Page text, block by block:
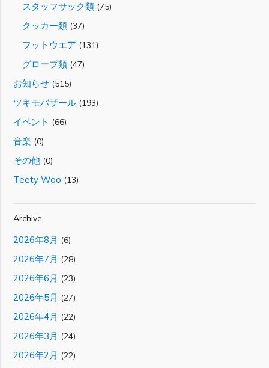
スタッフサック類(75)
クッカー類(37)
フットウエア (131)
グローブ類(47)
お知らせ(515)
ツキモバザール(193)
イベント (66)
音楽 (0)
その他(0)
Teety Woo (13)
Archive
2026年8月 (6)
2026年7月 (28)
2026年6月 (23)
2026年5月 (27)
2026年4月 (22)
2026年3月 (24)
2026年2月 (22)